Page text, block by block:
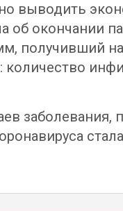
выводить
об окончании
получивший
количество
заболевания,